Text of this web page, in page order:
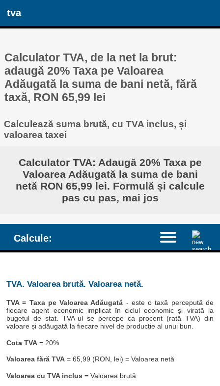
tva
Calculator TVA, de la net la brut:
adaugă 20% Taxa pe Valoarea
Adăugată la suma de bani netă, fără
taxă, RON 65,99 lei
Calculează suma brută, cu TVA inclus, și
valoarea taxei
Calculator TVA: Adaugă 20% Taxa pe
Valoarea Adăugată la suma de bani
netă RON 65,99 lei. Formulă și calcule
pas cu pas, mai jos
Calcule:
TVA. Valoarea brută. Valoarea netă.
TVA = Taxa pe Valoarea Adăugată - este o taxă percepută de
fiecare agent economic implicat în ciclul economic și virată la
bugetul de stat. TVA-ul se percepe ca procent (rată TVA) din
valoare și adăugată la fiecare nivel de producție al unui bun.
Cota TVA = 20%
Valoarea fără TVA = 65,99 (RON, lei) = Valoarea netă
Valoarea cu TVA inclus = Valoarea brută